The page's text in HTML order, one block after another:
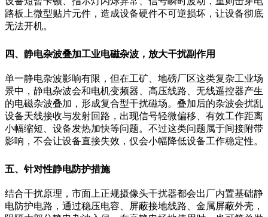
路板上微型贴片元件，造成设备硬件不可逆损坏，让设备彻底
无法开机。
四、静电杂波叠加工业电磁杂波，放大干扰副作用
单一静电杂波影响有限，但在工矿、地磅厂区这类复杂工业场
景中，静电杂波会和电机变频器、高压线路、无线遥控器产生
的电磁杂波叠加，形成复合型干扰磁场。叠加后的杂波会扰乱
设备天线接收与发射回路，出现信号轻微偏移、有效工作距离
小幅缩短、设备发热加快等问题。不过这类问题属于间接附带
影响，不会让设备直接失效，仅会小幅降低设备工作稳定性。
五、针对性静电防护措施
结合干扰原理，市面上正规摄像头干扰器都会出厂内置基础静
电防护电路，通过稳压电容、屏蔽接地线路、金属屏蔽外壳，